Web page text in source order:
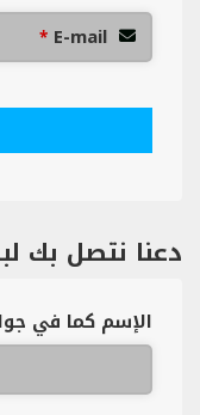
E-mail
*
دعنا نتصل بك
الإسم كما في